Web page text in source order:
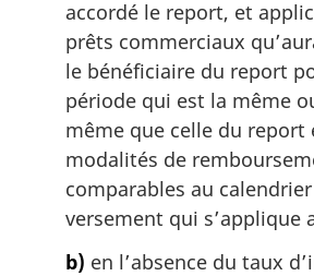
accordé le report, et
prêts commerciaux
le bénéficiaire du report
période qui est la même
même que celle du report
modalités de
comparables au
versement qui s’applique
b) en l’absence du taux